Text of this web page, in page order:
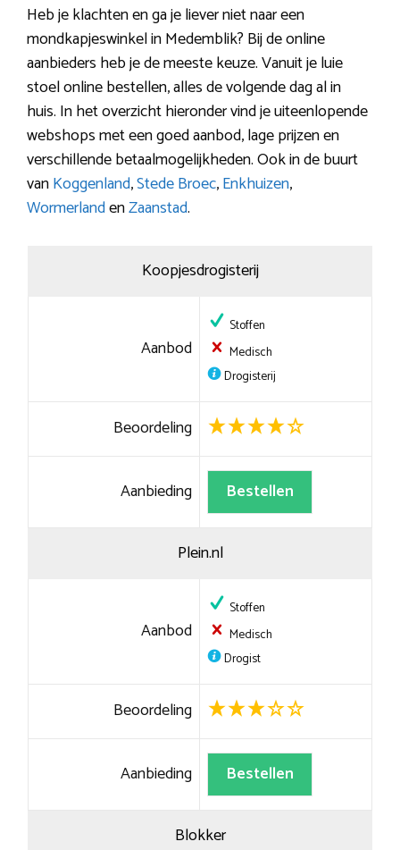
Heb je klachten en ga je liever niet naar een
mondkapjeswinkel in Medemblik? Bij de online
aanbieders heb je de meeste keuze. Vanuit je luie
stoel online bestellen, alles de volgende dag al in
huis. In het overzicht hieronder vind je uiteenlopende
webshops met een goed aanbod, lage prijzen en
verschillende betaalmogelijkheden. Ook in de buurt
vanKoggenland,Stede Broec,Enkhuizen,
WormerlandenZaanstad.
Koopjesdrogisterij
Aanbod
Stoffen
Medisch
Drogisterij
Beoordeling
Aanbieding Bestellen
Plein.nl
Aanbod
Stoffen
Medisch
Drogist
Beoordeling
Aanbieding Bestellen
Blokker